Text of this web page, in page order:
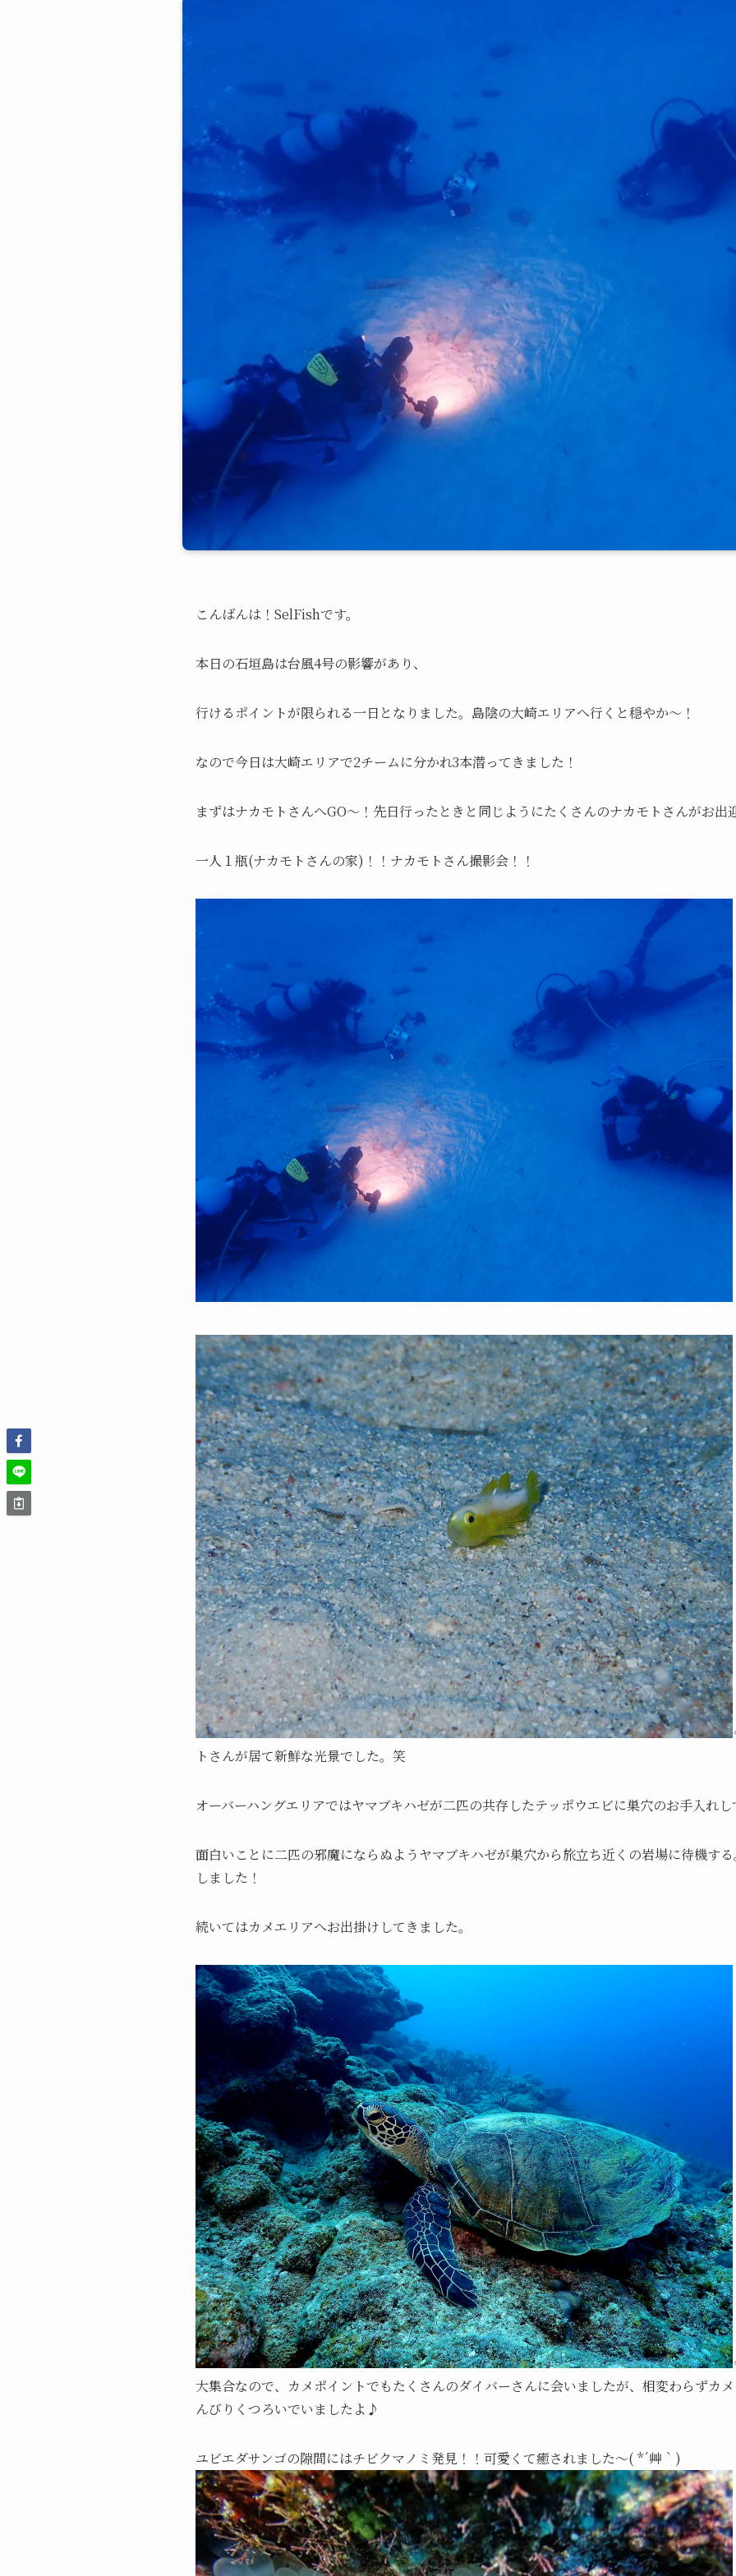
こんばんは！SelFishです。
本日の石垣島は台風4号の影響があり、
行けるポイントが限られる一日となりました。島陰の大崎エリアへ行くと穏やか～！
なので今日は大崎エリアで2チームに分かれ3本潜ってきました！
まずはナカモトさんへGO～！先日行ったときと同じようにたくさんのナカモトさんがお出
一人１瓶(ナカモトさんの家)！！ナカモトさん撮影会！！
トさんが居て新鮮な光景でした。笑
オーバーハングエリアではヤマブキハゼが二匹の共存したテッポウエビに巣穴のお手入れし
面白いことに二匹の邪魔にならぬようヤマブキハゼが巣穴から旅立ち近くの岩場に待機す
しました！
続いてはカメエリアへお出掛けしてきました。
大集合なので、カメポイントでもたくさんのダイバーさんに会いましたが、相変わらずカ
んびりくつろいでいましたよ♪
ユビエダサンゴの隙間にはチビクマノミ発見！！可愛くて癒されました～( *´艸｀)